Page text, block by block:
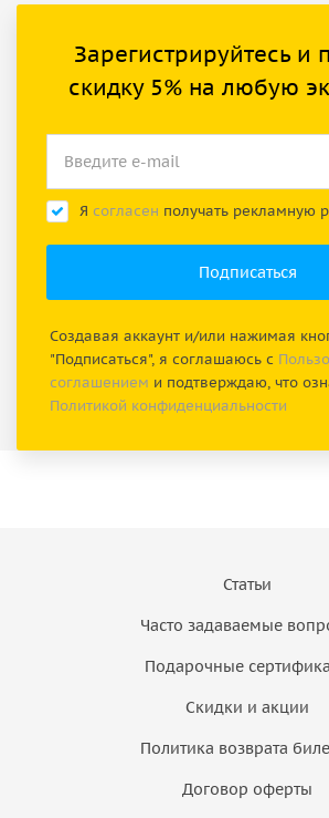
Зарегистрируйтесь и
скидку 5% на любую
Я согласен получать рекламную
Создавая аккаунт и/или нажимая
"Подписаться", я соглашаюсь с
соглашением и подтверждаю, что
Политикой конфиденциальности
Статьи
Часто задаваемые
Подарочные
Скидки и акции
Политика возврата
Договор оферты